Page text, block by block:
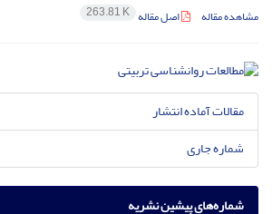
مشاهده مقاله اصل مقاله 263.81 K
مقالات آماده انتشار
شماره جاری
شماره‌های پیشین نشریه